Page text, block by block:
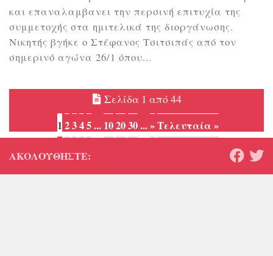
και επαναλαμβανει την περσινή επιτυχία της
συμμετοχής στα ημιτελικά της διοργάνωσης.
Νικητής βγήκε ο Στέφανος Τσιτσιπάς από τον
σημερινό αγώνα 26/1 όπου...
Σελίδα 1 από 44
12345... 102030...»Τελευταία »
ΑΚΟΛΟΥΘΉΣΤΕ: